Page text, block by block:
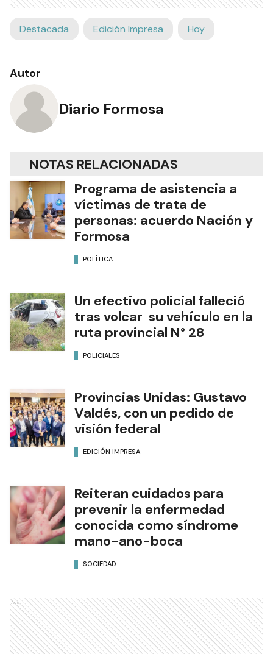
Destacada Edición Impresa Hoy
Autor
Diario Formosa
NOTAS RELACIONADAS
Programa de asistencia a
víctimas de trata de
personas: acuerdo Nación y
Formosa
POLÍTICA
Un efectivo policial falleció
tras volcar su vehículo en la
ruta provincial N° 28
POLICIALES
Provincias Unidas: Gustavo
Valdés, con un pedido de
visión federal
EDICIÓN IMPRESA
Reiteran cuidados para
prevenir la enfermedad
conocida como síndrome
mano-ano-boca
SOCIEDAD
Ads